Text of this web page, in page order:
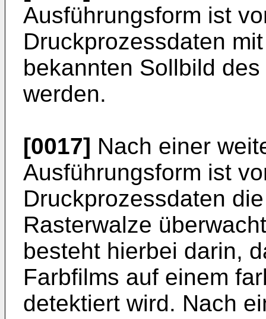
Ausführungsform ist
Druckprozessdaten
bekannten Sollbild
werden.
[0017] Nach einer
Ausführungsform ist
Druckprozessdaten
Rasterwalze
besteht hierbei darin,
Farbfilms auf einem
detektiert wird. Nach